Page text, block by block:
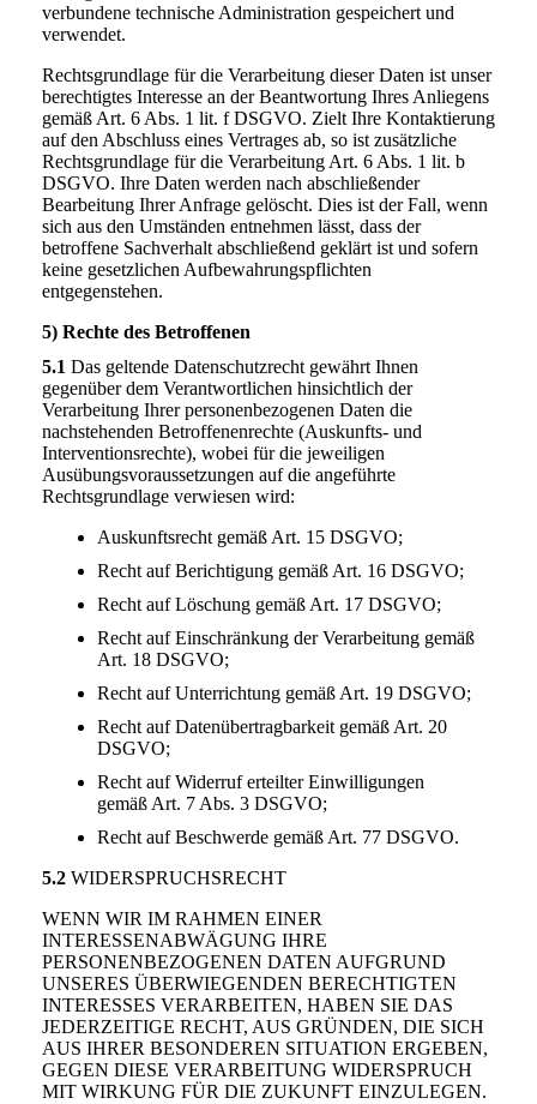
verbundene technische Administration gespeichert und
verwendet.
Rechtsgrundlage für die Verarbeitung dieser Daten ist unser
berechtigtes Interesse an der Beantwortung Ihres Anliegens
gemäß Art. 6 Abs. 1 lit. f DSGVO. Zielt Ihre Kontaktierung
auf den Abschluss eines Vertrages ab, so ist zusätzliche
Rechtsgrundlage für die Verarbeitung Art. 6 Abs. 1 lit. b
DSGVO. Ihre Daten werden nach abschließender
Bearbeitung Ihrer Anfrage gelöscht. Dies ist der Fall, wenn
sich aus den Umständen entnehmen lässt, dass der
betroffene Sachverhalt abschließend geklärt ist und sofern
keine gesetzlichen Aufbewahrungspflichten
entgegenstehen.
5) Rechte des Betroffenen
5.1 Das geltende Datenschutzrecht gewährt Ihnen
gegenüber dem Verantwortlichen hinsichtlich der
Verarbeitung Ihrer personenbezogenen Daten die
nachstehenden Betroffenenrechte (Auskunfts- und
Interventionsrechte), wobei für die jeweiligen
Ausübungsvoraussetzungen auf die angeführte
Rechtsgrundlage verwiesen wird:
Auskunftsrecht gemäß Art. 15 DSGVO;
Recht auf Berichtigung gemäß Art. 16 DSGVO;
Recht auf Löschung gemäß Art. 17 DSGVO;
Recht auf Einschränkung der Verarbeitung gemäß
Art. 18 DSGVO;
Recht auf Unterrichtung gemäß Art. 19 DSGVO;
Recht auf Datenübertragbarkeit gemäß Art. 20
DSGVO;
Recht auf Widerruf erteilter Einwilligungen
gemäß Art. 7 Abs. 3 DSGVO;
Recht auf Beschwerde gemäß Art. 77 DSGVO.
5.2 WIDERSPRUCHSRECHT
WENN WIR IM RAHMEN EINER
INTERESSENABWÄGUNG IHRE
PERSONENBEZOGENEN DATEN AUFGRUND
UNSERES ÜBERWIEGENDEN BERECHTIGTEN
INTERESSES VERARBEITEN, HABEN SIE DAS
JEDERZEITIGE RECHT, AUS GRÜNDEN, DIE SICH
AUS IHRER BESONDEREN SITUATION ERGEBEN,
GEGEN DIESE VERARBEITUNG WIDERSPRUCH
MIT WIRKUNG FÜR DIE ZUKUNFT EINZULEGEN.